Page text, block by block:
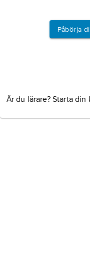
Påbörja
Är du lärare? Starta